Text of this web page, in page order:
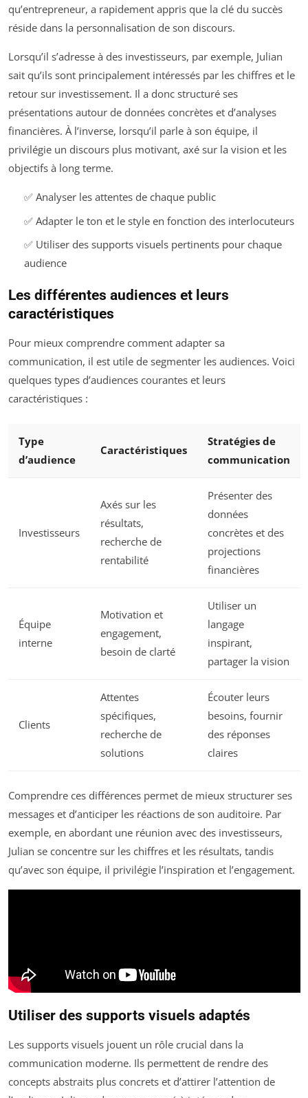
qu’entrepreneur, a rapidement appris que la clé du succès
réside dans la personnalisation de son discours.
Lorsqu’il s’adresse à des investisseurs, par exemple, Julian
sait qu’ils sont principalement intéressés par les chiffres et le
retour sur investissement. Il a donc structuré ses
présentations autour de données concrètes et d’analyses
financières. À l’inverse, lorsqu’il parle à son équipe, il
privilégie un discours plus motivant, axé sur la vision et les
objectifs à long terme.
✅ Analyser les attentes de chaque public
✅ Adapter le ton et le style en fonction des interlocuteurs
✅ Utiliser des supports visuels pertinents pour chaque
audience
Les différentes audiences et leurs
caractéristiques
Pour mieux comprendre comment adapter sa
communication, il est utile de segmenter les audiences. Voici
quelques types d’audiences courantes et leurs
caractéristiques :
Type
d’audience
Caractéristiques
Stratégies de
communication
Investisseurs
Axés sur les
résultats,
recherche de
rentabilité
Présenter des
données
concrètes et des
projections
financières
Équipe
interne
Motivation et
engagement,
besoin de clarté
Utiliser un
langage
inspirant,
partager la vision
Clients
Attentes
spécifiques,
recherche de
solutions
Écouter leurs
besoins, fournir
des réponses
claires
Comprendre ces différences permet de mieux structurer ses
messages et d’anticiper les réactions de son auditoire. Par
exemple, en abordant une réunion avec des investisseurs,
Julian se concentre sur les chiffres et les résultats, tandis
qu’avec son équipe, il privilégie l’inspiration et l’engagement.
Utiliser des supports visuels adaptés
Les supports visuels jouent un rôle crucial dans la
communication moderne. Ils permettent de rendre des
concepts abstraits plus concrets et d’attirer l’attention de